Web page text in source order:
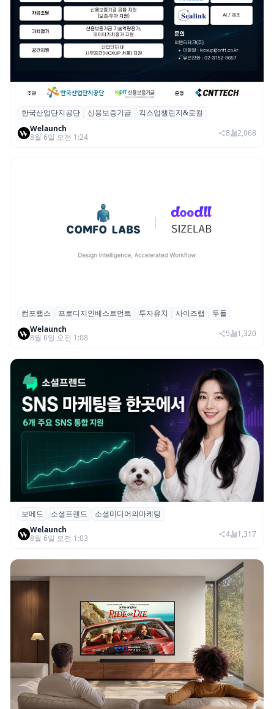
산단공·신보, 2026 ‘킥스업 챌린지&로컬’ 참
여 스타트업 모집
한국산업단지공단 신용보증기금
킥스업챌린지&로컬
Welaunch
8월 6일 오전 1:24
8 2,068
컴포랩스, 프로디지인베스트먼트로부터 시
드 투자 유치
컴포랩스 프로디지인베스트먼트 투자유치 사이즈랩
두들
Welaunch
8월 6일 오전 1:08
5 1,320
보메드 ‘소셜프렌드’, 유튜브·인스타 등 6개
SNS 마케팅 통합 지원
보메드 소셜프렌드
소셜미디어의마케팅
Welaunch
8월 6일 오전 1:03
4 1,317